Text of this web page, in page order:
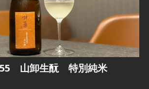
山卸生酛 特別純米